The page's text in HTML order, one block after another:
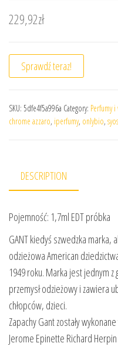
229,92zł
Sprawdź teraz!
SKU: 5dfe4f5a996a Category: Perfumy
chrome azzaro, iperfumy, onlybio,
DESCRIPTION
Pojemność: 1,7ml EDT próbka
GANT kiedyś szwedzka marka,
odzieżowa American
1949 roku. Marka jest jednym
przemysł odzieżowy i zawiera
chłopców, dzieci.
Zapachy Gant zostały
Jerome Epinette Richard